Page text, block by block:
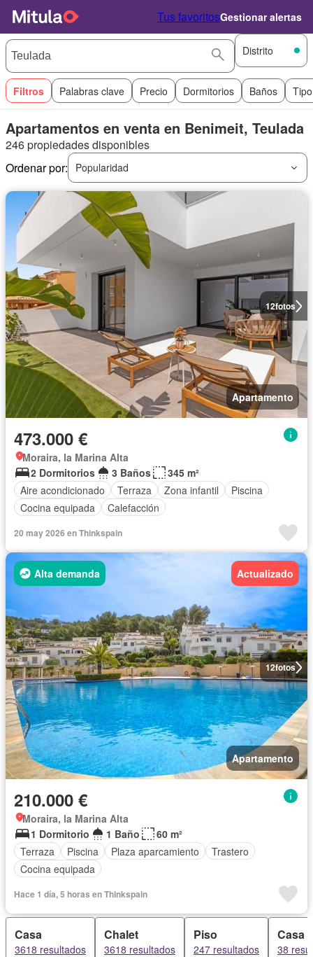
Tus favoritosGestionar alertas
Distrito
Filtros Palabras clave Precio Dormitorios Baños
Apartamentos en venta en Benimeit, Teulada
246 propiedades disponibles
Ordenar por:
Popularidad
12fotos
Apartamento
473.000 €
Moraira, la Marina Alta
2 Dormitorios
3 Baños
345 m²
Aire acondicionado
Terraza Zona infantil
Piscina
Cocina equipada
Calefacción
20 may 2026 en Thinkspain
12fotos
Alta demanda Actualizado
Apartamento
210.000 €
Moraira, la Marina Alta
1 Dormitorio
1 Baño
60 m²
Terraza
Piscina Plaza aparcamiento
Trastero
Cocina equipada
Hace 1 día, 5 horas en Thinkspain
Casa
3618 resultados
Chalet
3618 resultados
Piso
247 resultados
Casa
38